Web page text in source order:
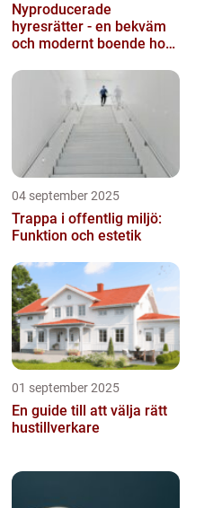
Nyproducerade
hyresrätter - en bekväm
och modernt boende hos
nyproduktion
04 september 2025
Trappa i offentlig miljö:
Funktion och estetik
01 september 2025
En guide till att välja rätt
hustillverkare